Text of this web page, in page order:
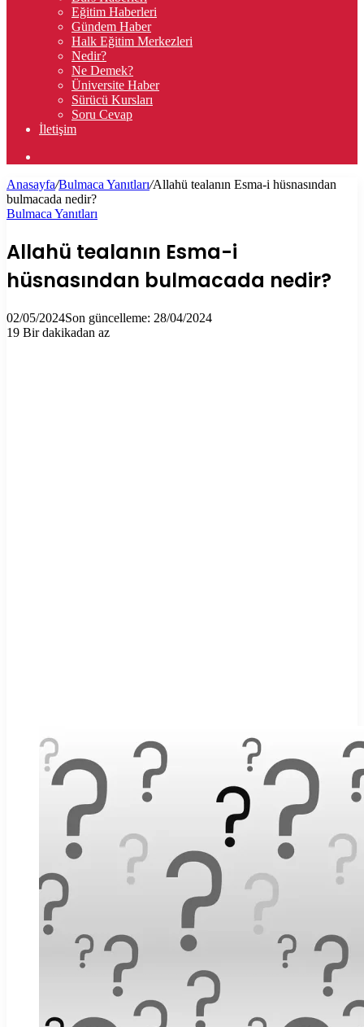
Eğitim Haberleri
Gündem Haber
Halk Eğitim Merkezleri
Nedir?
Ne Demek?
Üniversite Haber
Sürücü Kursları
Soru Cevap
İletişim
...
Anasayfa/Bulmaca Yanıtları/Allahü tealanın Esma-i hüsnasından
bulmacada nedir?
Bulmaca Yanıtları
Allahü tealanın Esma-i
hüsnasından bulmacada nedir?
02/05/2024Son güncelleme: 28/04/2024
19 Bir dakikadan az